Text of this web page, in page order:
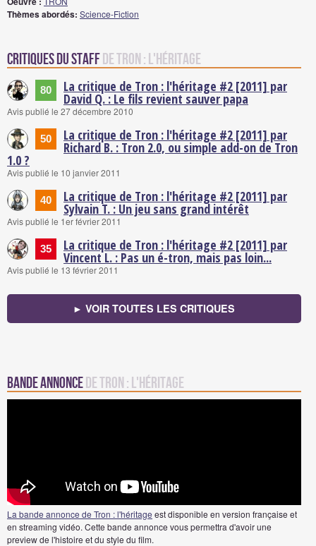
Thèmes abordés: Science-Fiction
Critiques du staffde Tron : l'héritage
80 La critique de Tron : l'héritage #2 [2011] par
David Q. : Le fils revient sauver papa
Avis publié le 27 décembre 2010
50 La critique de Tron : l'héritage #2 [2011] par
Richard B. : Tron 2.0, ou simple add-on de Tron
1.0 ?
Avis publié le 10 janvier 2011
40 La critique de Tron : l'héritage #2 [2011] par
Sylvain T. : Un jeu sans grand intérêt
Avis publié le 1er février 2011
35 La critique de Tron : l'héritage #2 [2011] par
Vincent L. : Pas un é-tron, mais pas loin...
Avis publié le 13 février 2011
► VOIR TOUTES LES CRITIQUES
Bande annoncede Tron : l'héritage
La bande annonce de Tron : l'héritage est disponible en version française et
en streaming vidéo. Cette bande annonce vous permettra d'avoir une
preview de l'histoire et du style du film.